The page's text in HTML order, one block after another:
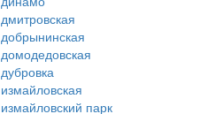
дмитровская
добрынинская
домодедовская
дубровка
измайловская
измайловский парк